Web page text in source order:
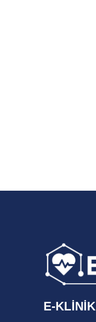
E-KLINIK